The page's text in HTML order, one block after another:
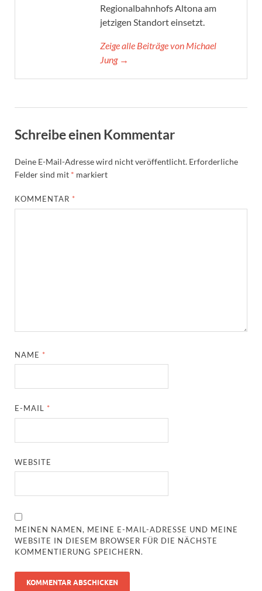
Regionalbahnhofs Altona am
jetzigen Standort einsetzt.
Zeige alle Beiträge von Michael
Jung →
Schreibe einen Kommentar
Deine E-Mail-Adresse wird nicht veröffentlicht. Erforderliche
Felder sind mit * markiert
KOMMENTAR *
NAME *
E-MAIL *
WEBSITE
MEINEN NAMEN, MEINE E-MAIL-ADRESSE UND MEINE
WEBSITE IN DIESEM BROWSER FÜR DIE NÄCHSTE
KOMMENTIERUNG SPEICHERN.